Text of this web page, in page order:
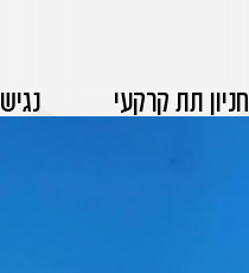
חניון תת קרקעי נגיש